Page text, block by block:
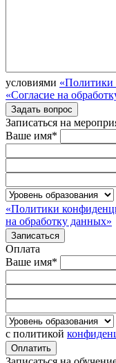
условиями «Политики
«Согласие на
Записаться на
Ваше имя*
«Политики
на обработку данных»
Оплата
Ваше имя*
с политикой